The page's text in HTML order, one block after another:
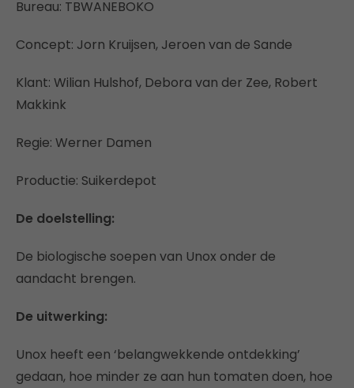
Bureau: TBWANEBOKO
Concept: Jorn Kruijsen, Jeroen van de Sande
Klant: Wilian Hulshof, Debora van der Zee, Robert
Makkink
Regie: Werner Damen
Productie: Suikerdepot
De doelstelling:
De biologische soepen van Unox onder de
aandacht brengen.
De uitwerking:
Unox heeft een ‘belangwekkende ontdekking’
gedaan, hoe minder ze aan hun tomaten doen, hoe